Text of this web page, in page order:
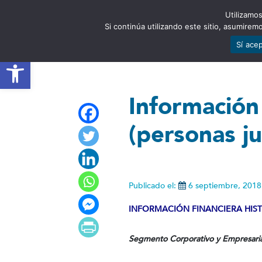
Abrir barra de herramientas
(personas
Publicado el: 6 septiembre, 2018
INFORMACIÓN FINANCIERA
Segmento Corporativo y
Si continúa utilizando este sitio,
Sí